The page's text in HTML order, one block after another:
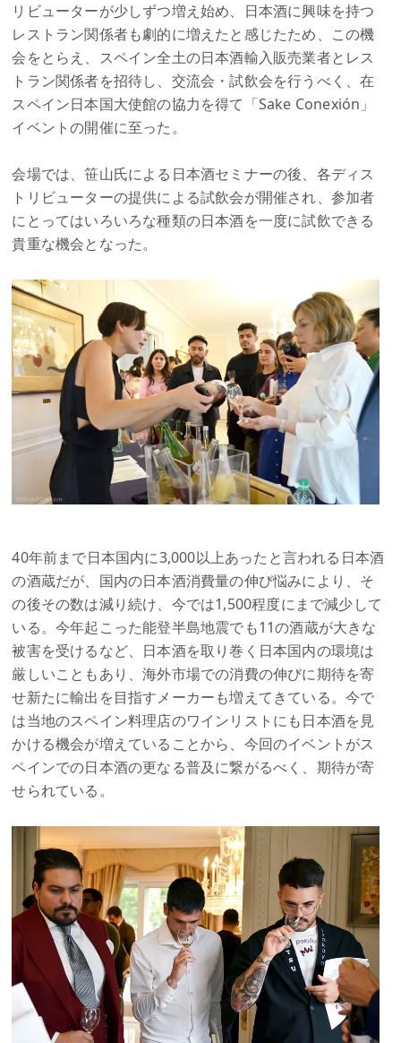
リビューターが少しずつ増え始め、日本酒に興味を持つ
レストラン関係者も劇的に増えたと感じたため、この機
会をとらえ、スペイン全土の日本酒輸入販売業者とレス
トラン関係者を招待し、交流会・試飲会を行うべく、在
スペイン日本国大使館の協力を得て「Sake Conexión」
イベントの開催に至った。
会場では、笹山氏による日本酒セミナーの後、各ディス
トリビューターの提供による試飲会が開催され、参加者
にとってはいろいろな種類の日本酒を一度に試飲できる
貴重な機会となった。
40年前まで日本国内に3,000以上あったと言われる日本酒
の酒蔵だが、国内の日本酒消費量の伸び悩みにより、そ
の後その数は減り続け、今では1,500程度にまで減少して
いる。今年起こった能登半島地震でも11の酒蔵が大きな
被害を受けるなど、日本酒を取り巻く日本国内の環境は
厳しいこともあり、海外市場での消費の伸びに期待を寄
せ新たに輸出を目指すメーカーも増えてきている。今で
は当地のスペイン料理店のワインリストにも日本酒を見
かける機会が増えていることから、今回のイベントがス
ペインでの日本酒の更なる普及に繋がるべく、期待が寄
せられている。